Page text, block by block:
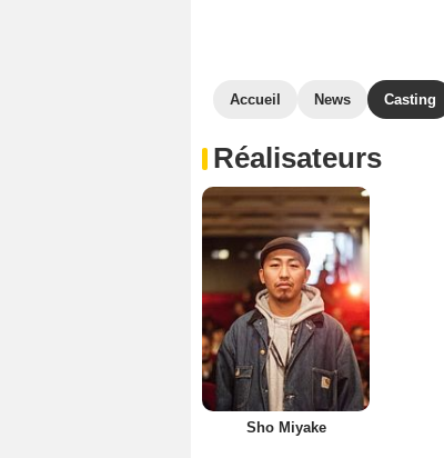
Accueil News Casting
Réalisateurs
Sho Miyake